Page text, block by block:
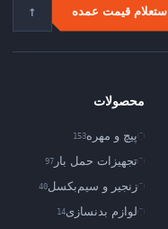
استعلام قیمت عمده ↑
محصولات
پیچ و مهره153
تجهیزات حمل بار 97
زنجیر و سیم‌بکسل40
لوازم بدنسازی14